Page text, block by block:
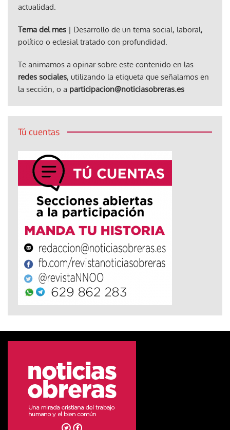
actualidad.
Tema del mes | Desarrollo de un tema social, laboral,
político o eclesial tratado con profundidad.
Te animamos a opinar sobre este contenido en las
redes sociales, utilizando la etiqueta que señalamos en
la sección, o a participacion@noticiasobreras.es
Tú cuentas